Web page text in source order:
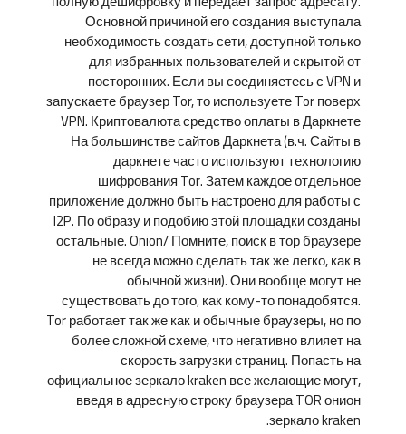
Основной причиной его создания выступала
необходимость создать сети, доступной только
для избранных пользователей и скрытой от
посторонних. Если вы соединяетесь с VPN и
запускаете браузер Tor, то используете Tor поверх
VPN. Криптовалюта средство оплаты в Даркнете
На большинстве сайтов Даркнета (в.ч. Сайты в
даркнете часто используют технологию
шифрования Tor. Затем каждое отдельное
приложение должно быть настроено для работы с
I2P. По образу и подобию этой площадки созданы
остальные. Onion/ Помните, поиск в тор браузере
не всегда можно сделать так же легко, как в
обычной жизни). Они вообще могут не
существовать до того, как кому-то понадобятся.
Tor работает так же как и обычные браузеры, но по
более сложной схеме, что негативно влияет на
скорость загрузки страниц. Попасть на
официальное зеркало kraken все желающие могут,
введя в адресную строку браузера TOR онион
зеркало kraken.